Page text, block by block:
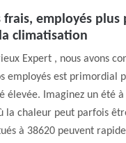
frais, employés plus
climatisation
Expert , nous avons
employés est primordial
élevée. Imaginez un été à
la chaleur peut parfois
à 38620 peuvent